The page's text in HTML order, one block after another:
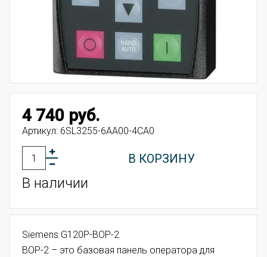
4 740 руб.
Артикул: 6SL3255-6AA00-4CA0
В КОРЗИНУ
В наличии
Siemens G120P-BOP-2
BOP-2 – это базовая панель оператора для